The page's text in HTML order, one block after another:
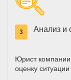
3 Анализ и
Юрист
оценку